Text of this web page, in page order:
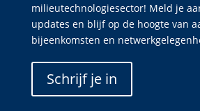
milieutechnologiesector! Meld je
updates en blijf op de hoogte van
bijeenkomsten en
Schrijf je in